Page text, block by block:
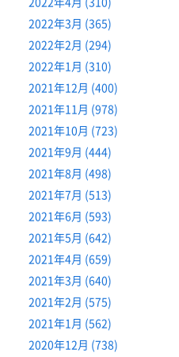
2022年3月 (365)
2022年2月 (294)
2022年1月 (310)
2021年12月 (400)
2021年11月 (978)
2021年10月 (723)
2021年9月 (444)
2021年8月 (498)
2021年7月 (513)
2021年6月 (593)
2021年5月 (642)
2021年4月 (659)
2021年3月 (640)
2021年2月 (575)
2021年1月 (562)
2020年12月 (738)